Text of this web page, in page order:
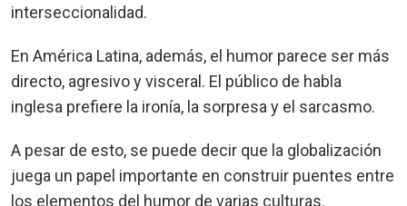
interseccionalidad.
En América Latina, además, el humor parece ser más
directo, agresivo y visceral. El público de habla
inglesa prefiere la ironía, la sorpresa y el sarcasmo.
A pesar de esto, se puede decir que la globalización
juega un papel importante en construir puentes entre
los elementos del humor de varias culturas.